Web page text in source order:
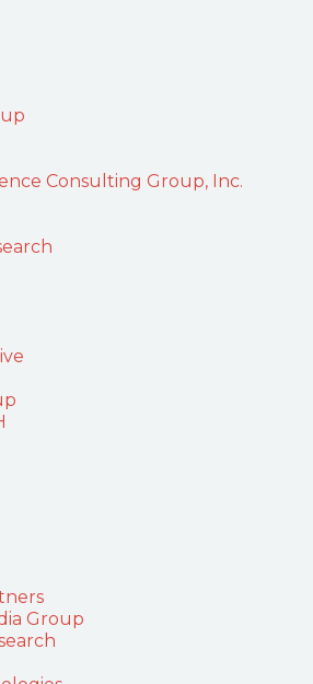
Consulting Group, Inc.
Group